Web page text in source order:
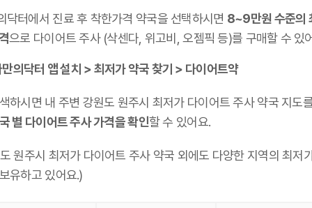
닥터에서 진료 후 착한가격 약국을 선택하시면 8~9만원 수준의
으로 다이어트 주사 (삭센다, 위고비, 오젬픽 등)를 구매할 수 있
의닥터 앱 설치 > 최저가 약국 찾기 > 다이어트약
하시면 내 주변 강원도 원주시 최저가 다이어트 주사 약국 지도
별 다이어트 주사 가격을 확인할 수 있어요.
원주시 최저가 다이어트 주사 약국 외에도 다양한 지역의 최저
유하고 있어요.)